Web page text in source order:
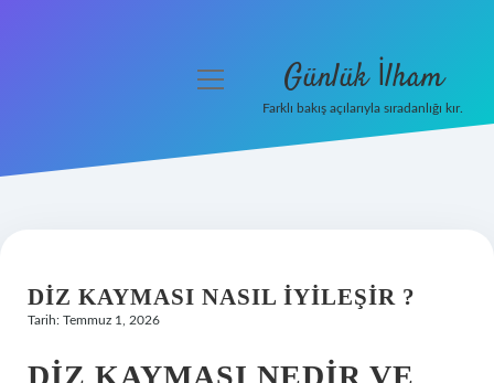
Hakkımızda
menüyü
Günlük İlham
Farklı bakış açılarıyla sıradanlığı kır.
DIZ KAYMASI NASIL IYILEŞIR ?
Tarih: Temmuz 1, 2026
DIZ KAYMASI NEDIR VE